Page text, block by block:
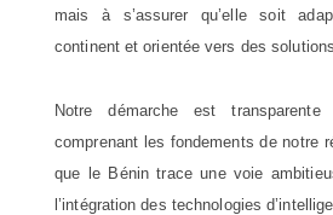
mais à s’assurer qu’elle soit
continent et orientée vers des
Notre démarche est
comprenant les fondements de notre
que le Bénin trace une voie
l’intégration des technologies